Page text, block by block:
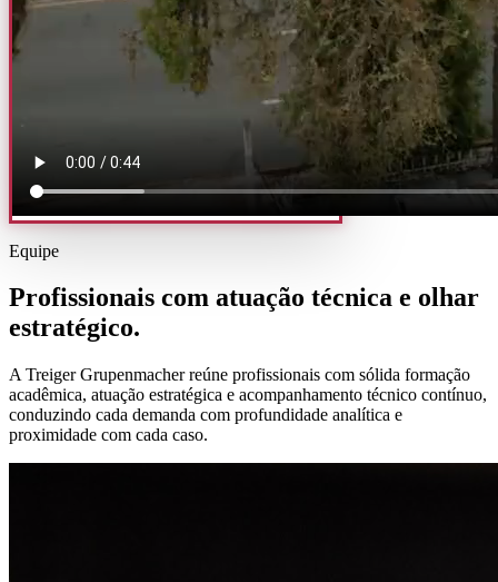
Equipe
Profissionais com atuação técnica e olhar
estratégico.
A Treiger Grupenmacher reúne profissionais com sólida formação
acadêmica, atuação estratégica e acompanhamento técnico contínuo,
conduzindo cada demanda com profundidade analítica e
proximidade com cada caso.